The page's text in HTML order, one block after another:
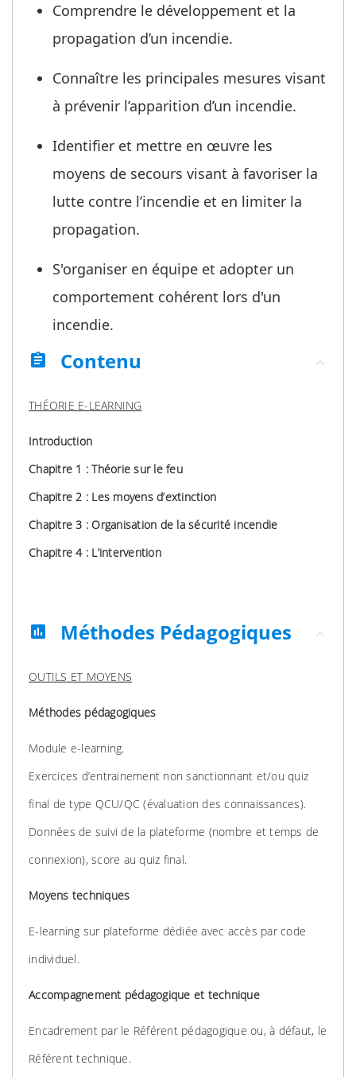
Comprendre le développement et la
propagation d’un incendie.
Connaître les principales mesures visant
à prévenir l’apparition d’un incendie.
Identifier et mettre en œuvre les
moyens de secours visant à favoriser la
lutte contre l’incendie et en limiter la
propagation.
S'organiser en équipe et adopter un
comportement cohérent lors d'un
incendie.
assignment
Contenu
THÉORIE E-LEARNING
Introduction
Chapitre 1 : Théorie sur le feu
Chapitre 2 : Les moyens d’extinction
Chapitre 3 : Organisation de la sécurité incendie
Chapitre 4 : L’intervention
assessment Méthodes Pédagogiques
OUTILS ET MOYENS
Méthodes pédagogiques
Module e-learning.
Exercices d’entrainement non sanctionnant et/ou quiz
final de type QCU/QC (évaluation des connaissances).
Données de suivi de la plateforme (nombre et temps de
connexion), score au quiz final.
Moyens techniques
E-learning sur plateforme dédiée avec accès par code
individuel.
Accompagnement pédagogique et technique
Encadrement par le Référent pédagogique ou, à défaut, le
Référent technique.